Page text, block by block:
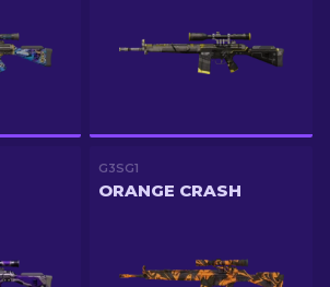
G3SG1
ORANGE CRASH